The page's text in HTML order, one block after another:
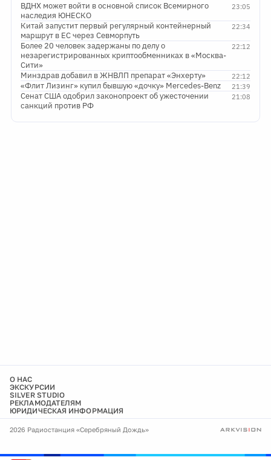
23:05
ВДНХ может войти в основной список Всемирного
наследия ЮНЕСКО
22:34
Китай запустит первый регулярный контейнерный
маршрут в ЕС через Севморпуть
22:12
Более 20 человек задержаны по делу о
незарегистрированных криптообменниках в «Москва-
Сити»
22:12
Минздрав добавил в ЖНВЛП препарат «Энхерту»
21:39
«Флит Лизинг» купил бывшую «дочку» Mercedes-Benz
21:08
Сенат США одобрил законопроект об ужесточении
санкций против РФ
О НАС
ЭКСКУРСИИ
SILVER STUDIO
РЕКЛАМОДАТЕЛЯМ
ЮРИДИЧЕСКАЯ ИНФОРМАЦИЯ
2026 Радиостанция «Серебряный Дождь»